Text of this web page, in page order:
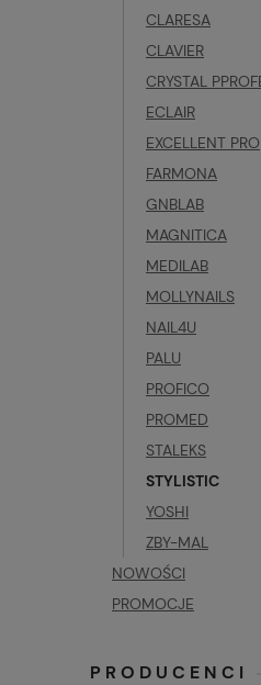
CLARESA
CLAVIER
CRYSTAL
ECLAIR
EXCELLENT PRO
FARMONA
GNBLAB
MAGNITICA
MEDILAB
MOLLYNAILS
NAIL4U
PALU
PROFICO
PROMED
STALEKS
STYLISTIC
YOSHI
ZBY-MAL
NOWOŚCI
PROMOCJE
PRODUCENCI